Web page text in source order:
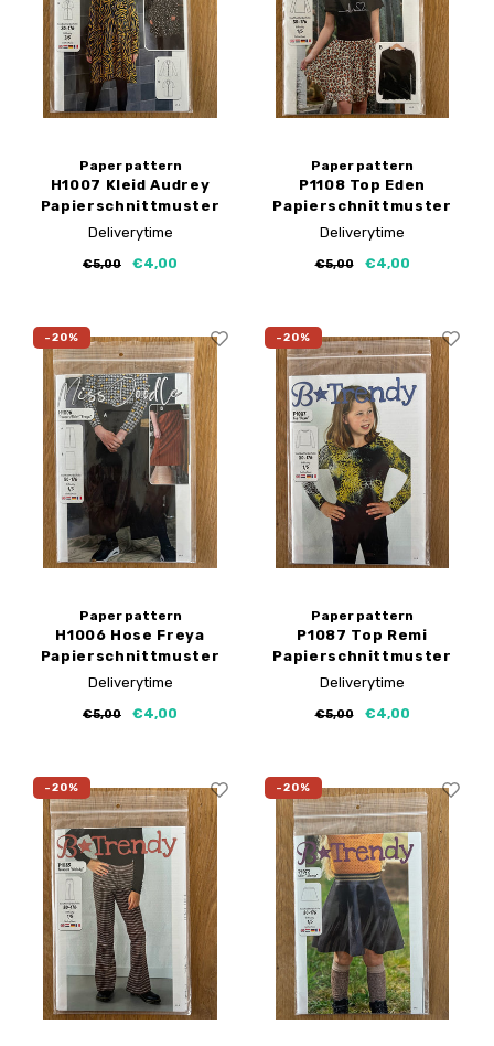
Paper pattern
H1007 Kleid Audrey
Papierschnittmuster
Deliverytime
€5,00 €4,00
Paper pattern
P1108 Top Eden
Papierschnittmuster
Deliverytime
€5,00 €4,00
-20%
Paper pattern
H1006 Hose Freya
Papierschnittmuster
Deliverytime
€5,00 €4,00
-20%
Paper pattern
P1087 Top Remi
Papierschnittmuster
Deliverytime
€5,00 €4,00
-20% -20%